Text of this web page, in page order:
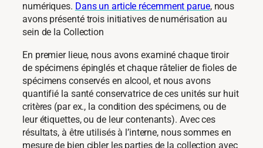
numériques. Dans un article récemment parue, nous
avons présenté trois initiatives de numérisation au
sein de la Collection
En premier lieue, nous avons examiné chaque tiroir
de spécimens épinglés et chaque râtelier de fioles de
spécimens conservés en alcool, et nous avons
quantifié la santé conservatrice de ces unités sur huit
critères (par ex., la condition des spécimens, ou de
leur étiquettes, ou de leur contenants). Avec ces
résultats, à être utilisés à l’interne, nous sommes en
mesure de bien cibler les parties de la collection avec